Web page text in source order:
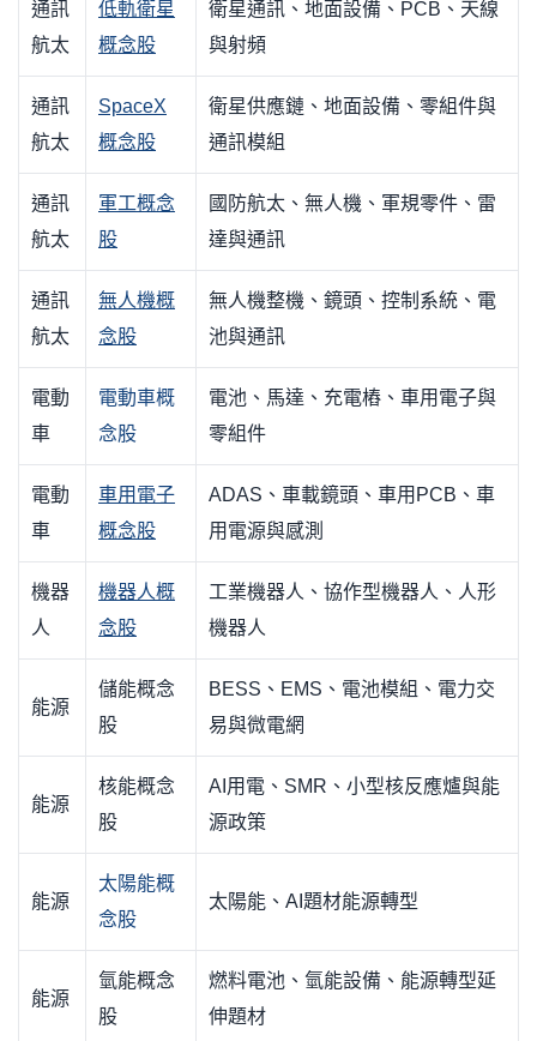
通訊
航太
低軌衛星
概念股
衛星通訊、地面設備、PCB、天線
與射頻
通訊
航太
SpaceX
概念股
衛星供應鏈、地面設備、零組件與
通訊模組
通訊
航太
軍工概念
股
國防航太、無人機、軍規零件、雷
達與通訊
通訊
航太
無人機概
念股
無人機整機、鏡頭、控制系統、電
池與通訊
電動
車
電動車概
念股
電池、馬達、充電樁、車用電子與
零組件
電動
車
車用電子
概念股
ADAS、車載鏡頭、車用PCB、車
用電源與感測
機器
人
機器人概
念股
工業機器人、協作型機器人、人形
機器人
能源
儲能概念
股
BESS、EMS、電池模組、電力交
易與微電網
能源
核能概念
股
AI用電、SMR、小型核反應爐與能
源政策
能源
太陽能概
念股
太陽能、AI題材能源轉型
能源
氫能概念
股
燃料電池、氫能設備、能源轉型延
伸題材